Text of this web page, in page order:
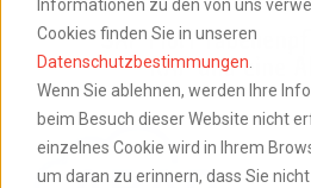
Informationen zu den von uns
Cookies finden Sie in unseren
Datenschutzbestimmungen
Wenn Sie ablehnen, werden Ihre
beim Besuch dieser Website nicht
einzelnes Cookie wird in Ihrem
um daran zu erinnern, dass Sie